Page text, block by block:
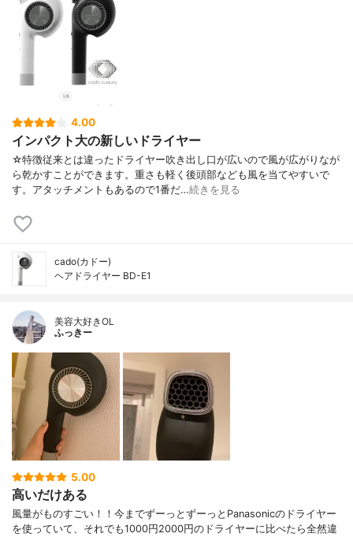
4.00
インパクト大の新しいドライヤー
☆特徴従来とは違ったドライヤー吹き出し口が広いので風が広がりなが
ら乾かすことができます。重さも軽く後頭部なども風を当てやすいで
す。アタッチメントもあるので1番だ…続きを見る
cado(カドー)
ヘアドライヤー BD-E1
美容大好きOL
ふっきー
5.00
高いだけある
風量がものすごい！！今までずーっとずーっとPanasonicのドライヤー
を使っていて、それでも1000円2000円のドライヤーに比べたら全然違